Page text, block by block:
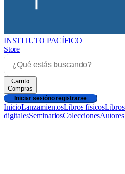
INSTITUTO PACÍFICO
Store
Carrito
Compras
Iniciar sesióno registrarse
InicioLanzamientosLibros físicosLibros
digitalesSeminariosColeccionesAutores